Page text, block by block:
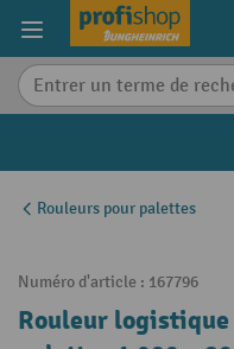
content
Rouleurs pour palettes
Numéro d'article : 167796
Rouleur logistique